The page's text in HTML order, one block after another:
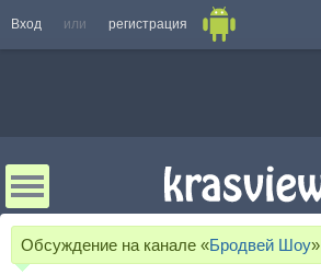
Вход или регистрация
Обсуждение на канале «Бродвей Шоу»